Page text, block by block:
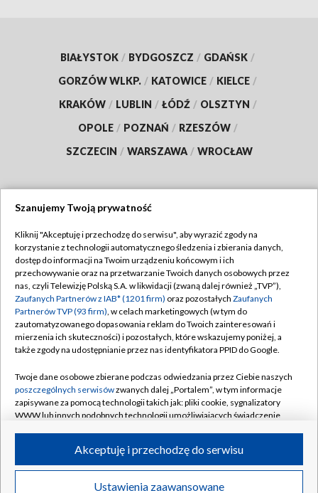
BIAŁYSTOK / BYDGOSZCZ / GDAŃSK /
GORZÓW WLKP. / KATOWICE / KIELCE /
KRAKÓW / LUBLIN / ŁÓDŹ / OLSZTYN /
OPOLE / POZNAŃ / RZESZÓW /
SZCZECIN / WARSZAWA / WROCŁAW
TVP
Abonament TVP
Emisja w TVP
Centrum informacji TVP
Naziemna Telewizja Cyfrowa
Rada Programowa
System NOS
Informacje o nadawcy
Program dla prasy
Regulamin TVP
Polityka prywatności
Moje zgody
Pomoc
Kontakt
Kanały
©2026 Telewizja Polska S.A. w likwidacji
Szanujemy Twoją prywatność
Kliknij "Akceptuję i przechodzę do serwisu", aby wyrazić zgody na
korzystanie z technologii automatycznego śledzenia i zbierania danych,
dostęp do informacji na Twoim urządzeniu końcowym i ich
przechowywanie oraz na przetwarzanie Twoich danych osobowych przez
nas, czyli Telewizję Polską S.A. w likwidacji (zwaną dalej również „TVP”),
Zaufanych Partnerów z IAB* (1201 firm) oraz pozostałych Zaufanych
Partnerów TVP (93 firm), w celach marketingowych (w tym do
zautomatyzowanego dopasowania reklam do Twoich zainteresowań i
mierzenia ich skuteczności) i pozostałych, które wskazujemy poniżej, a
także zgody na udostępnianie przez nas identyfikatora PPID do Google.
Twoje dane osobowe zbierane podczas odwiedzania przez Ciebie naszych
poszczególnych serwisówzwanych dalej „Portalem”, w tym informacje
zapisywane za pomocą technologii takich jak: pliki cookie, sygnalizatory
WWW lub innych podobnych technologii umożliwiających świadczenie
ruchu w Internecie.
Twoje dane osobowe zbierane podczas odwiedzania przez Ciebie
Ustawienia zaawansowane
Akceptuję i przechodzę do serwisu